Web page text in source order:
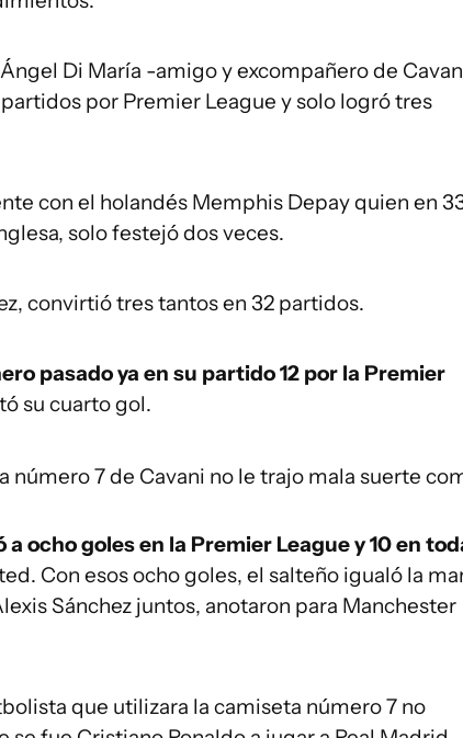
Di María -amigo y excompañero de
por Premier League y solo logró tres
con el holandés Memphis Depay quien en
solo festejó dos veces.
convirtió tres tantos en 32 partidos.
pasado ya en su partido 12 por la Premier
su cuarto gol.
número 7 de Cavani no le trajo mala suerte
ocho goles en la Premier League y 10 en
Con esos ocho goles, el salteño igualó la
Sánchez juntos, anotaron para Manchester
que utilizara la camiseta número 7 no